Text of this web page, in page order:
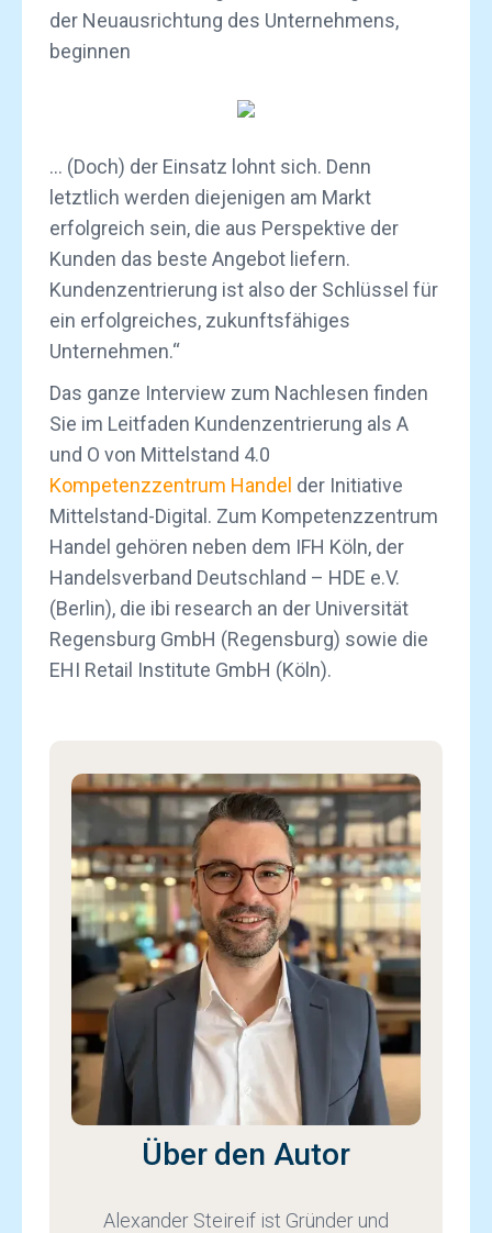
der Neuausrichtung des Unternehmens,
beginnen
… (Doch) der Einsatz lohnt sich. Denn
letztlich werden diejenigen am Markt
erfolgreich sein, die aus Perspektive der
Kunden das beste Angebot liefern.
Kundenzentrierung ist also der Schlüssel für
ein erfolgreiches, zukunftsfähiges
Unternehmen.“
Das ganze Interview zum Nachlesen finden
Sie im Leitfaden Kundenzentrierung als A
und O von Mittelstand 4.0
Kompetenzzentrum Handel der Initiative
Mittelstand-Digital. Zum Kompetenzzentrum
Handel gehören neben dem IFH Köln, der
Handelsverband Deutschland – HDE e.V.
(Berlin), die ibi research an der Universität
Regensburg GmbH (Regensburg) sowie die
EHI Retail Institute GmbH (Köln).
Über den Autor
Alexander Steireif ist Gründer und